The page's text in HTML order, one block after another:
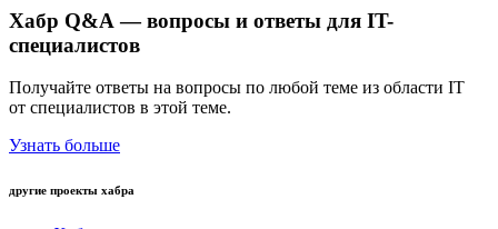
Хабр Q&A — вопросы и ответы для IT-
специалистов
Получайте ответы на вопросы по любой теме из области IT
от специалистов в этой теме.
Узнать больше
другие проекты хабра